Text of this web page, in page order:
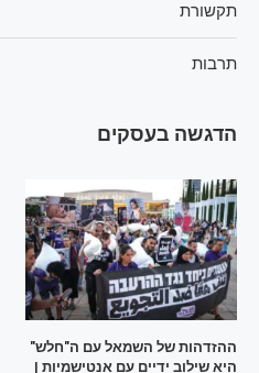
תקשורת
תרבות
הדגשה בעסקים
ההזדהות של השמאל עם ה"חלש"
היא שילוב ידיים עם אנטישמיות |